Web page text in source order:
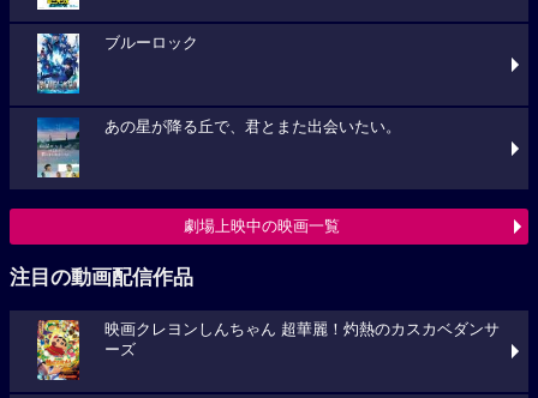
ブルーロック
あの星が降る丘で、君とまた出会いたい。
劇場上映中の映画一覧
注目の動画配信作品
映画クレヨンしんちゃん 超華麗！灼熱のカスカベダンサ
ーズ